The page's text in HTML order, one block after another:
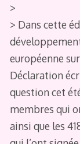
>
> Dans cette
européenne
Déclaration
question cet
membres qui
ainsi que les